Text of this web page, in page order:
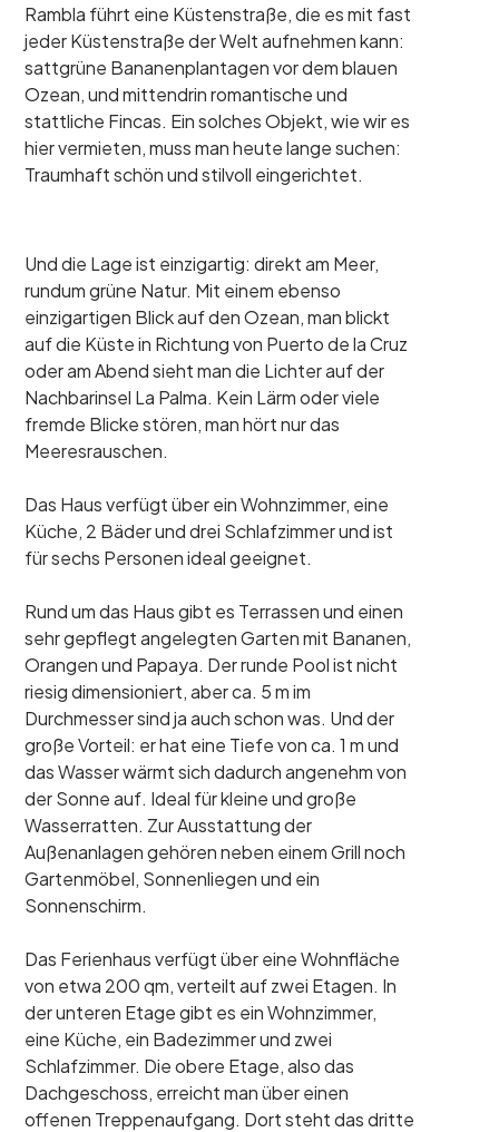
Rambla führt eine Küstenstraße, die es mit fast
jeder Küstenstraße der Welt aufnehmen kann:
sattgrüne Bananenplantagen vor dem blauen
Ozean, und mittendrin romantische und
stattliche Fincas. Ein solches Objekt, wie wir es
hier vermieten, muss man heute lange suchen:
Traumhaft schön und stilvoll eingerichtet.
Und die Lage ist einzigartig: direkt am Meer,
rundum grüne Natur. Mit einem ebenso
einzigartigen Blick auf den Ozean, man blickt
auf die Küste in Richtung von Puerto de la Cruz
oder am Abend sieht man die Lichter auf der
Nachbarinsel La Palma. Kein Lärm oder viele
fremde Blicke stören, man hört nur das
Meeresrauschen.
Das Haus verfügt über ein Wohnzimmer, eine
Küche, 2 Bäder und drei Schlafzimmer und ist
für sechs Personen ideal geeignet.
Rund um das Haus gibt es Terrassen und einen
sehr gepflegt angelegten Garten mit Bananen,
Orangen und Papaya. Der runde Pool ist nicht
riesig dimensioniert, aber ca. 5 m im
Durchmesser sind ja auch schon was. Und der
große Vorteil: er hat eine Tiefe von ca. 1 m und
das Wasser wärmt sich dadurch angenehm von
der Sonne auf. Ideal für kleine und große
Wasserratten. Zur Ausstattung der
Außenanlagen gehören neben einem Grill noch
Gartenmöbel, Sonnenliegen und ein
Sonnenschirm.
Das Ferienhaus verfügt über eine Wohnfläche
von etwa 200 qm, verteilt auf zwei Etagen. In
der unteren Etage gibt es ein Wohnzimmer,
eine Küche, ein Badezimmer und zwei
Schlafzimmer. Die obere Etage, also das
Dachgeschoss, erreicht man über einen
offenen Treppenaufgang. Dort steht das dritte